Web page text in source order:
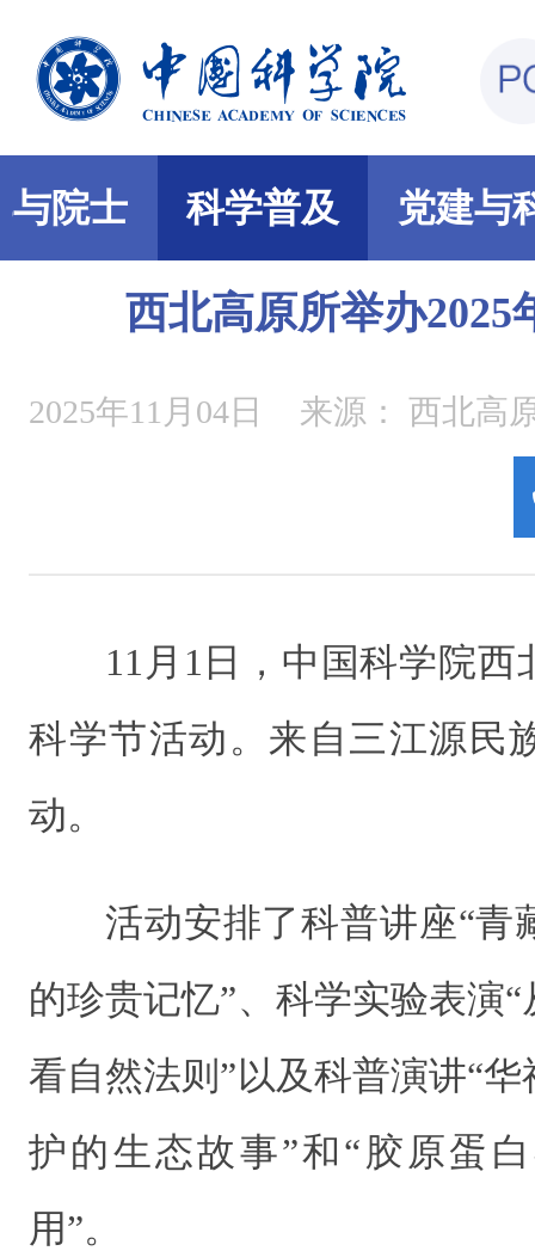
与院士 科学普及 党建与
西北高原所举办2025
2025年11月04日 来源： 西北高
11月1日，中国科学院西
科学节活动。来自三江源民
动。
活动安排了科普讲座“青
的珍贵记忆”、科学实验表演
看自然法则”以及科普演讲“
护的生态故事”和“胶原蛋
用”。